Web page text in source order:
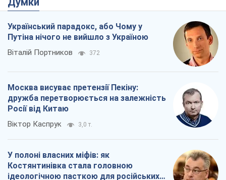
Український парадокс, або Чому у
Путіна нічого не вийшло з Україною
Віталій Портников 372
Москва висуває претензії Пекіну:
дружба перетворюється на залежність
Росії від Китаю
Віктор Каспрук 3,0 т.
У полоні власних міфів: як
Костянтинівка стала головною
ідеологічною пасткою для російських